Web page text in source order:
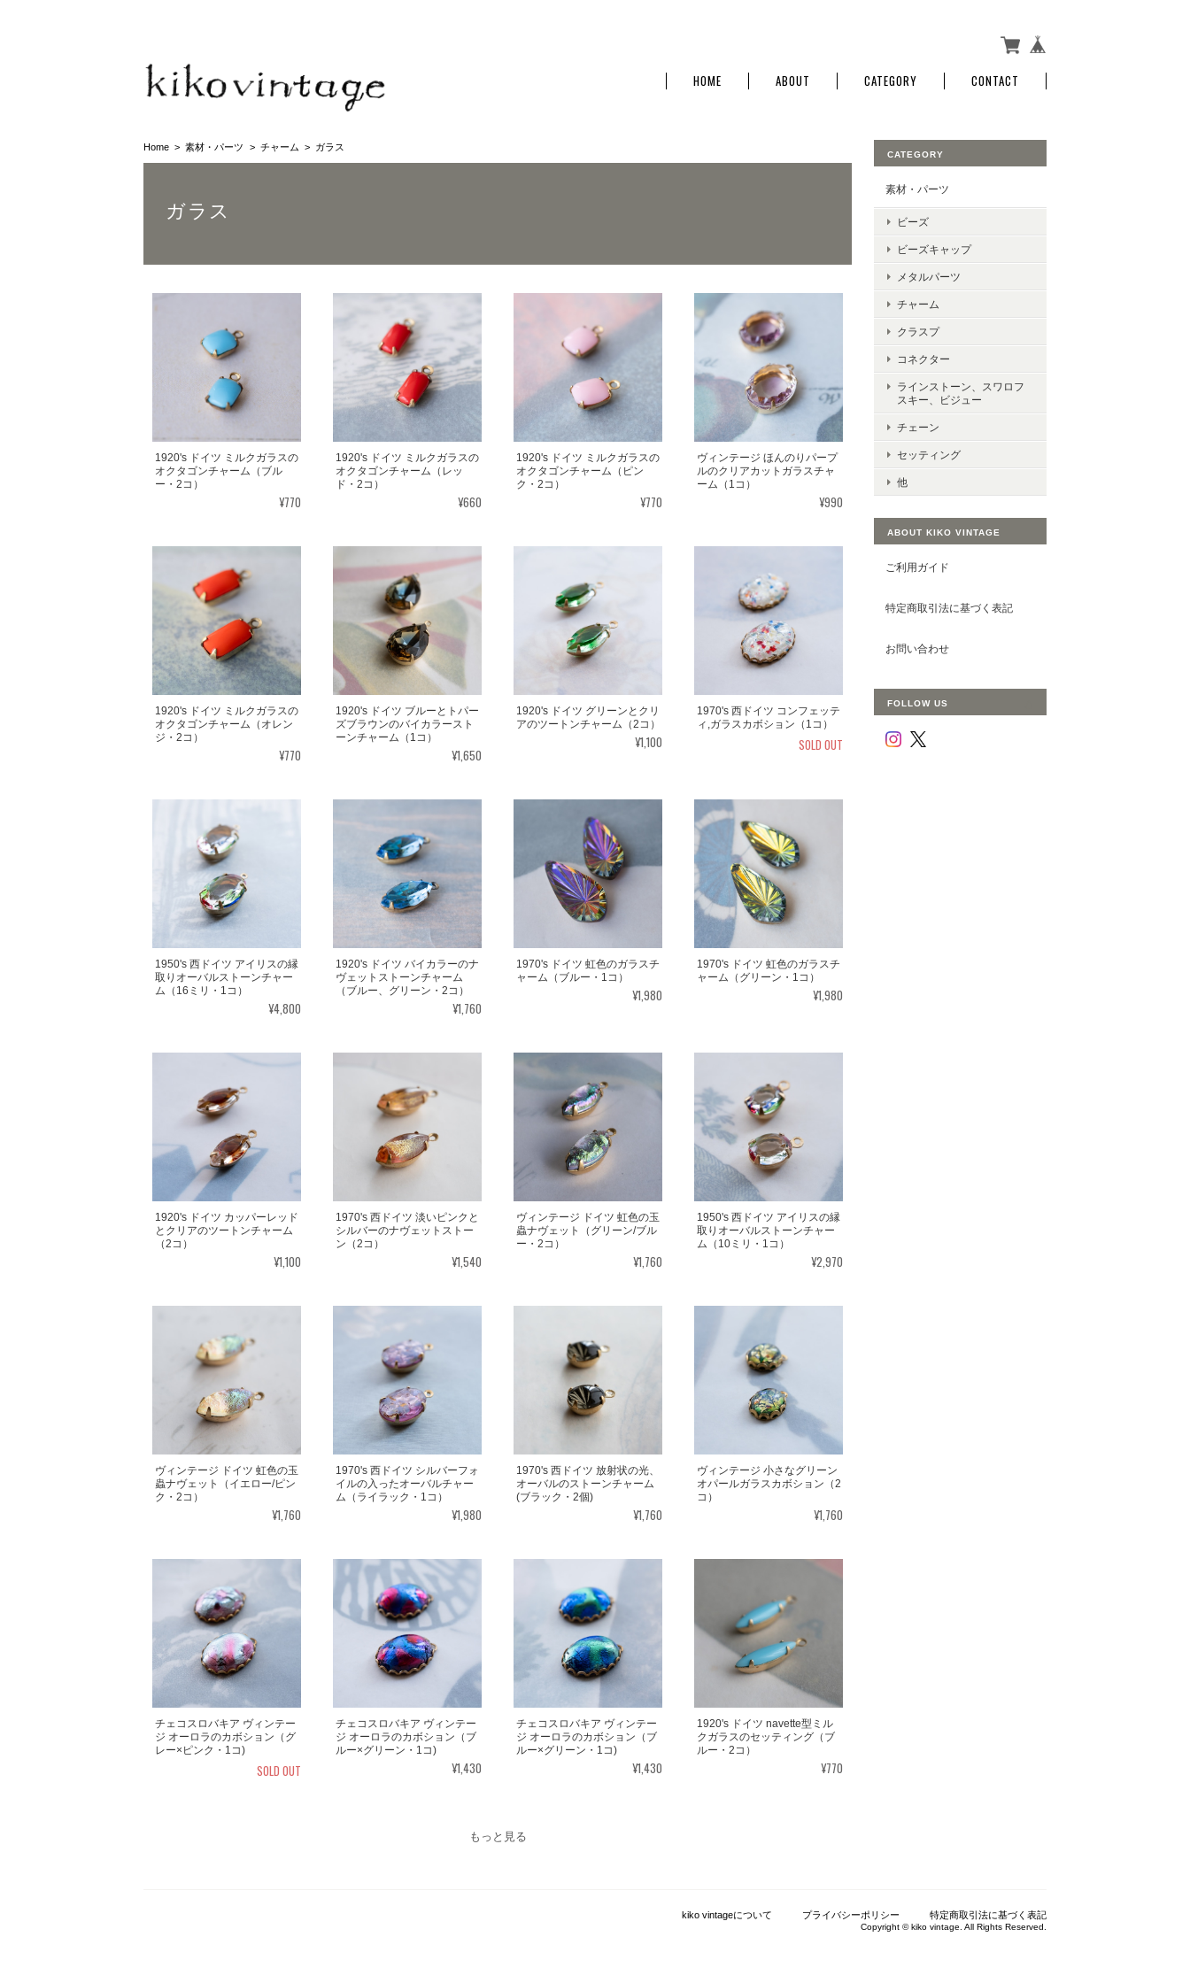
HOME ABOUT CATEGORY CONTACT
Home 素材・パーツ チャーム ガラス
ガラス
1920's ドイツ ミルクガラスの
オクタゴンチャーム（ブル
ー・2コ）
¥770
1920's ドイツ ミルクガラスの
オクタゴンチャーム（レッ
ド・2コ）
¥660
1920's ドイツ ミルクガラスの
オクタゴンチャーム（ピン
ク・2コ）
¥770
ヴィンテージ ほんのりパープ
ルのクリアカットガラスチャ
ーム（1コ）
¥990
1920's ドイツ ミルクガラスの
オクタゴンチャーム（オレン
ジ・2コ）
¥770
1920's ドイツ ブルーとトパー
ズブラウンのバイカラースト
ーンチャーム（1コ）
¥1,650
1920's ドイツ グリーンとクリ
アのツートンチャーム（2コ）
¥1,100
1970's 西ドイツ コンフェッテ
ィ,ガラスカボション（1コ）
SOLD OUT
1950's 西ドイツ アイリスの縁
取りオーバルストーンチャー
ム（16ミリ・1コ）
¥4,800
1920's ドイツ バイカラーのナ
ヴェットストーンチャーム
（ブルー、グリーン・2コ）
¥1,760
1970's ドイツ 虹色のガラスチ
ャーム（ブルー・1コ）
¥1,980
1970's ドイツ 虹色のガラスチ
ャーム（グリーン・1コ）
¥1,980
1920's ドイツ カッパーレッド
とクリアのツートンチャーム
（2コ）
¥1,100
1970's 西ドイツ 淡いピンクと
シルバーのナヴェットストー
ン（2コ）
¥1,540
ヴィンテージ ドイツ 虹色の玉
蟲ナヴェット（グリーン/ブル
ー・2コ）
¥1,760
1950's 西ドイツ アイリスの縁
取りオーバルストーンチャー
ム（10ミリ・1コ）
¥2,970
ヴィンテージ ドイツ 虹色の玉
蟲ナヴェット（イエロー/ピン
ク・2コ）
¥1,760
1970's 西ドイツ シルバーフォ
イルの入ったオーバルチャー
ム（ライラック・1コ）
¥1,980
1970's 西ドイツ 放射状の光、
オーバルのストーンチャーム
(ブラック・2個)
¥1,760
ヴィンテージ 小さなグリーン
オパールガラスカボション（2
コ）
¥1,760
チェコスロバキア ヴィンテー
ジ オーロラのカボション（グ
レー×ピンク・1コ)
SOLD OUT
チェコスロバキア ヴィンテー
ジ オーロラのカボション（ブ
ルー×グリーン・1コ)
¥1,430
チェコスロバキア ヴィンテー
ジ オーロラのカボション（ブ
ルー×グリーン・1コ)
¥1,430
1920's ドイツ navette型ミル
クガラスのセッティング（ブ
ルー・2コ）
¥770
もっと見る
CATEGORY
素材・パーツ
ビーズ
ビーズキャップ
メタルパーツ
チャーム
クラスプ
コネクター
ラインストーン、スワロフ
スキー、ビジュー
チェーン
セッティング
他
ABOUT KIKO VINTAGE
ご利用ガイド
特定商取引法に基づく表記
お問い合わせ
FOLLOW US
kiko vintageについて プライバシーポリシー 特定商取引法に基づく表記
Copyright © kiko vintage. All Rights Reserved.